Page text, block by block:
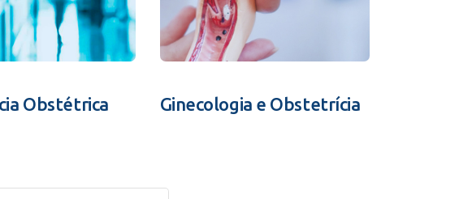
Obstétrica Ginecologia e Obstetrícia